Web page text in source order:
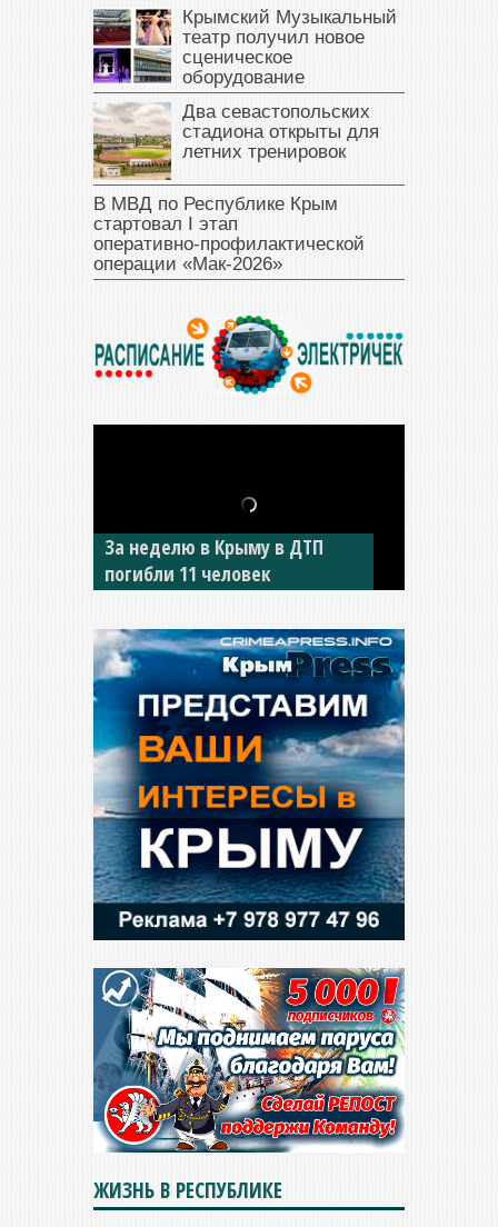
Крымский Музыкальный
театр получил новое
сценическое
оборудование
Два севастопольских
стадиона открыты для
летних тренировок
В МВД по Республике Крым
стартовал I этап
оперативно‑профилактической
операции «Мак‑2026»
В Джанкое водитель ВАЗа
сбил двух детей на «зебре»
ЖИЗНЬ В РЕСПУБЛИКЕ